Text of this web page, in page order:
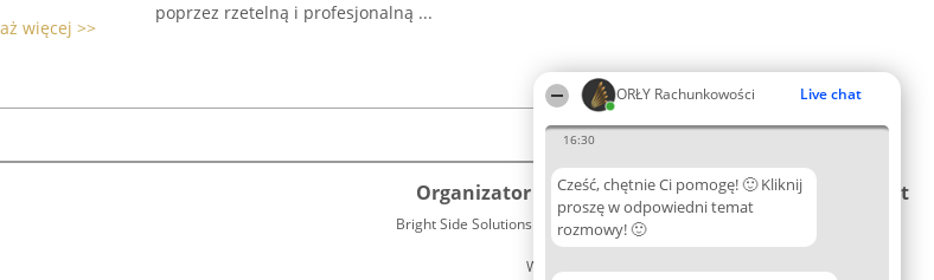
ORŁY Rachunkowości Live chat
16:30
Cześć, chętnie Ci pomogę! 🙂 Kliknij
proszę w odpowiedni temat
rozmowy! 🙂
więcej >>
poprzez rzetelną i profesjonalną ...
Organizator plebiscytu
Bright Side Solutions sp. z o. o. sp. k.
ul. Ruska 22
Wrocław 50-079
Plebiscyt
Lista
Kontakt